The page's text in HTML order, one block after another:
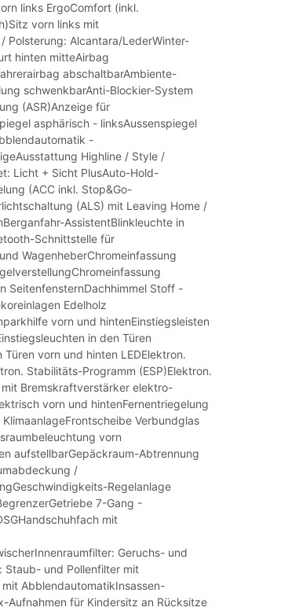
links ErgoComfort (inkl.
vorn links mit
Polsterung: Alcantara/LederWinter-
hinten mitteAirbag
abschaltbarAmbiente-
schwenkbarAnti-Blockier-System
(ASR)Anzeige für
asphärisch - linksAussenspiegel
-
Highline / Style /
Licht + Sicht PlusAuto-Hold-
(ACC inkl. Stop&Go-
(ALS) mit Leaving Home /
AssistentBlinkleuchte in
Schnittstelle für
WagenheberChromeinfassung
SeitenfensternDachhimmel Stoff -
Edelholz
vorn und hintenEinstiegsleisten
in den Türen
Türen vorn und hinten LEDElektron.
Stabilitäts-Programm (ESP)Elektron.
Bremskraftverstärker elektro-
vorn und hintenFernentriegelung
Verbundglas
vorn
aufstellbarGepäckraum-Abtrennung
/
Regelanlage
7-Gang -
mit
Geruchs- und
Staub- und Pollenfilter mit
AbblendautomatikInsassen-
Aufnahmen für Kindersitz an Rücksitze